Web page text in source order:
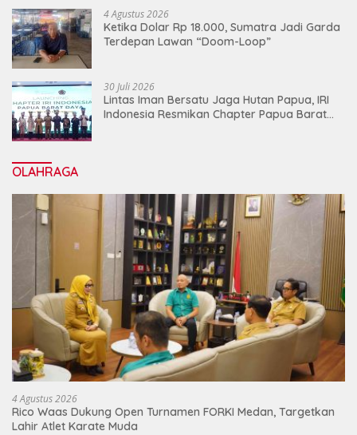
4 Agustus 2026
Ketika Dolar Rp 18.000, Sumatra Jadi Garda
Terdepan Lawan “Doom-Loop”
30 Juli 2026
Lintas Iman Bersatu Jaga Hutan Papua, IRI
Indonesia Resmikan Chapter Papua Barat
OLAHRAGA
4 Agustus 2026
Rico Waas Dukung Open Turnamen FORKI Medan, Targetkan
Lahir Atlet Karate Muda